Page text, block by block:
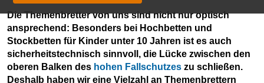
Die Themenbretter von uns sind nicht nur optisch
ansprechend: Besonders bei Hochbetten und
Stockbetten für Kinder unter 10 Jahren ist es auch
sicherheitstechnisch sinnvoll, die Lücke zwischen den
oberen Balken des hohen Fallschutzeszu schließen.
Deshalb haben wir eine Vielzahl an Themenbrettern